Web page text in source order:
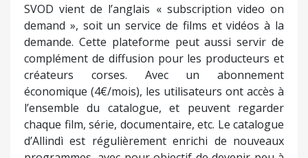
SVOD vient de l’anglais « subscription video on
demand », soit un service de films et vidéos à la
demande. Cette plateforme peut aussi servir de
complément de diffusion pour les producteurs et
créateurs corses. Avec un abonnement
économique (4€/mois), les utilisateurs ont accès à
l’ensemble du catalogue, et peuvent regarder
chaque film, série, documentaire, etc. Le catalogue
d’Allindì est régulièrement enrichi de nouveaux